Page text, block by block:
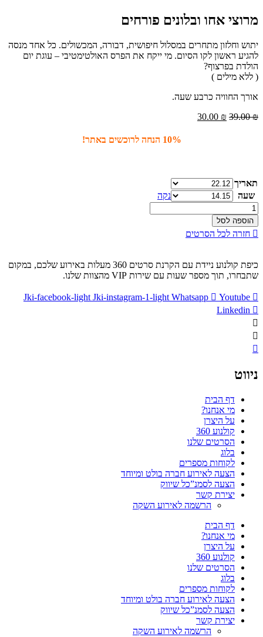
מרוצי אחו ובלונים פורחים
יתוש וחלזון מתחרים במסלול חיפושית, דבורה, המכשולים. כל אחד מנסה
להגיע ראשון לקו הסיום. מי ייקח את הפרס האולטימטיבי – עוגת יום
הולדת בפרצוף?
( ללא מילים )
אורך החוויה כרבע שעה.
39.00₪
המחיר
30.00 ₪
10% הנחה לרוכשים באתר!
תאריך
שעה
נקה
כמות
של
מרוצי
אחו
הוספה לסל
חזרה לכל הסרטים
כיפת קולנוע ניידת עם הקרנת סרטים 360 מעלות באירוע שלכם, במקום
שתבחרו, תוך מספר שעות עם שירות VIP מהצוות שלנו.
Jki-facebook-light Jki-instagram-1-light Whatsapp
Youtube
Linkedin
ניווט
דף הבית
מי אנחנו?
על היצרן
קולנוע 360
הסרטים שלנו
בלוג
לקוחות מספרים
הצעה לאירוע חברה בולט ומיוחד
הצעה לסמנ”כל שיווק
יצירת קשר
הרשמה לאירוע השקה
דף הבית
מי אנחנו?
על היצרן
קולנוע 360
הסרטים שלנו
בלוג
לקוחות מספרים
הצעה לאירוע חברה בולט ומיוחד
הצעה לסמנ”כל שיווק
יצירת קשר
הרשמה לאירוע השקה